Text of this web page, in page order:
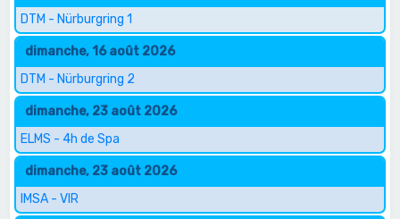
DTM - Nürburgring 1
dimanche, 16 août 2026
DTM - Nürburgring 2
dimanche, 23 août 2026
ELMS - 4h de Spa
dimanche, 23 août 2026
IMSA - VIR